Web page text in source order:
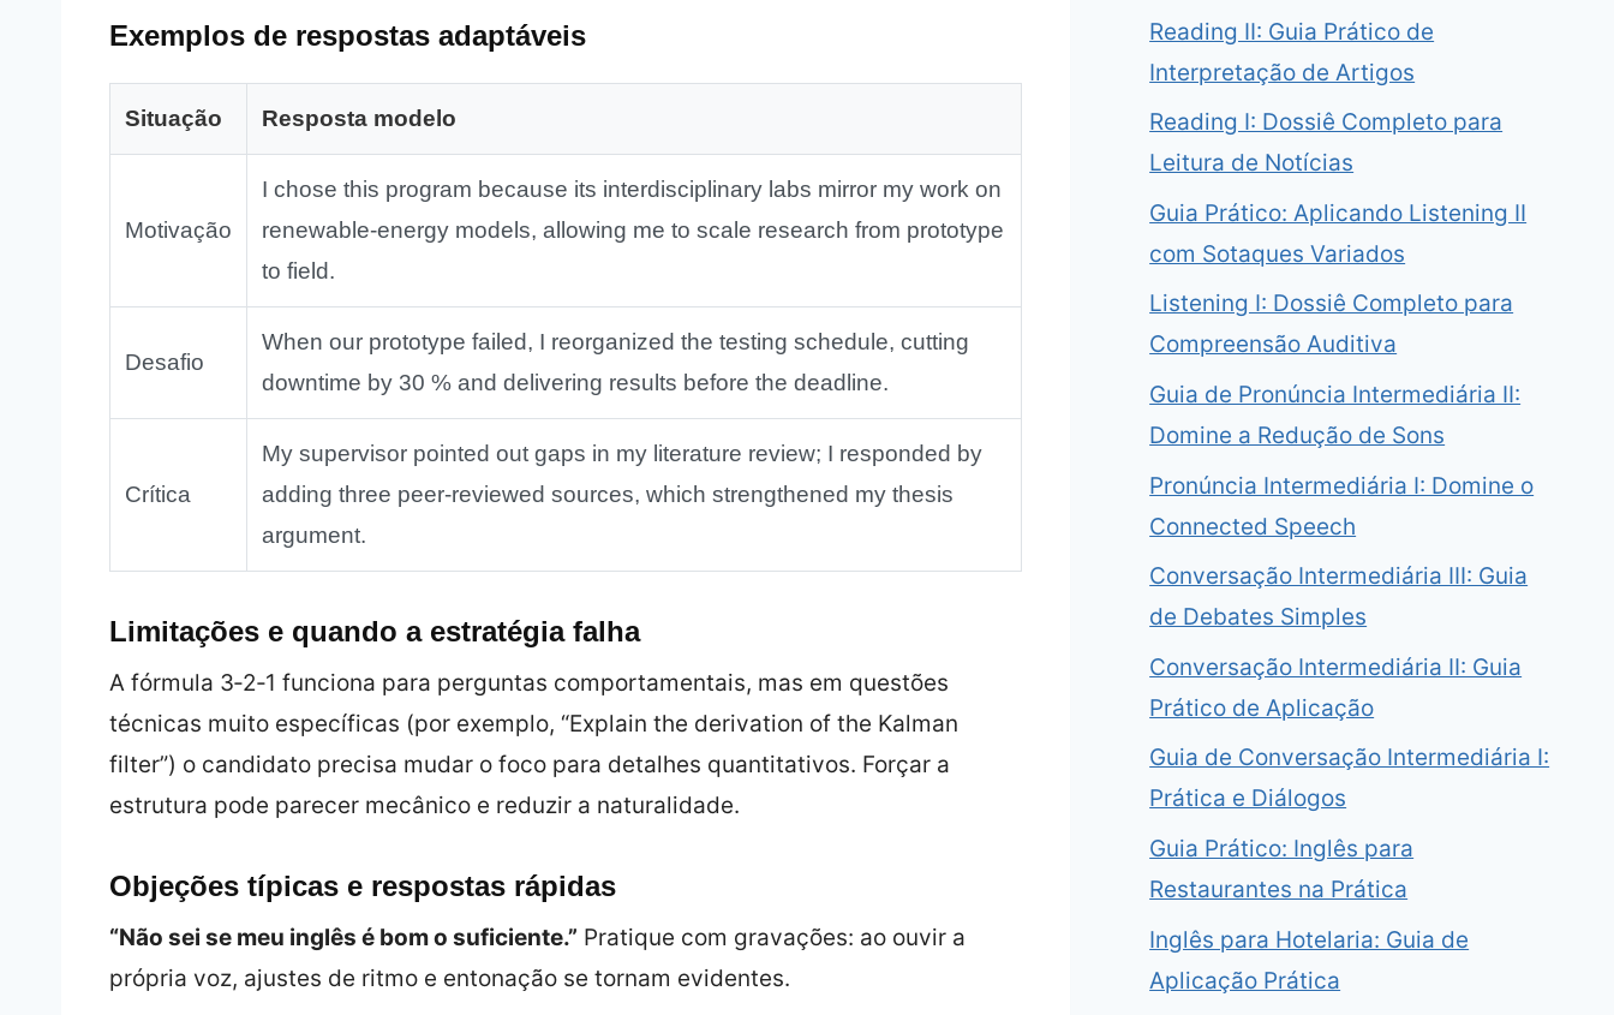
Exemplos de respostas adaptáveis
Situação Resposta modelo
Motivação
I chose this program because its interdisciplinary labs mirror my work on
renewable‑energy models, allowing me to scale research from prototype
to field.
Desafio
When our prototype failed, I reorganized the testing schedule, cutting
downtime by 30 % and delivering results before the deadline.
Crítica
My supervisor pointed out gaps in my literature review; I responded by
adding three peer‑reviewed sources, which strengthened my thesis
argument.
Limitações e quando a estratégia falha
A fórmula 3‑2‑1 funciona para perguntas comportamentais, mas em questões
técnicas muito específicas (por exemplo, “Explain the derivation of the Kalman
filter”) o candidato precisa mudar o foco para detalhes quantitativos. Forçar a
estrutura pode parecer mecânico e reduzir a naturalidade.
Objeções típicas e respostas rápidas
“Não sei se meu inglês é bom o suficiente.” Pratique com gravações: ao ouvir a
própria voz, ajustes de ritmo e entonação se tornam evidentes.
Reading II: Guia Prático de
Interpretação de Artigos
Reading I: Dossiê Completo para
Leitura de Notícias
Guia Prático: Aplicando Listening II
com Sotaques Variados
Listening I: Dossiê Completo para
Compreensão Auditiva
Guia de Pronúncia Intermediária II:
Domine a Redução de Sons
Pronúncia Intermediária I: Domine o
Connected Speech
Conversação Intermediária III: Guia
de Debates Simples
Conversação Intermediária II: Guia
Prático de Aplicação
Guia de Conversação Intermediária I:
Prática e Diálogos
Guia Prático: Inglês para
Restaurantes na Prática
Inglês para Hotelaria: Guia de
Aplicação Prática